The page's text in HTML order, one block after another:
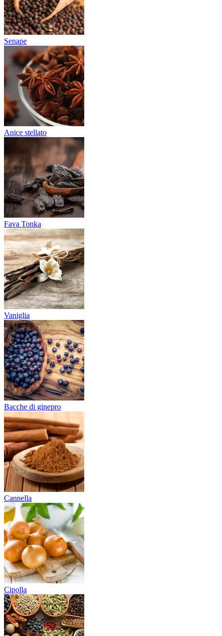
Senape
Anice stellato
Fava Tonka
Vaniglia
Bacche di ginepro
Cannella
Cipolla